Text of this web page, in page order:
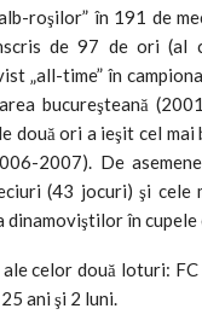
roşilor” în 191 de
de 97 de ori (al
„all-time” în
bucureşteană
două ori a ieşit cel mai
2007). De
(43 jocuri) şi cele
în cupele
celor două loturi:
ani şi 2 luni.